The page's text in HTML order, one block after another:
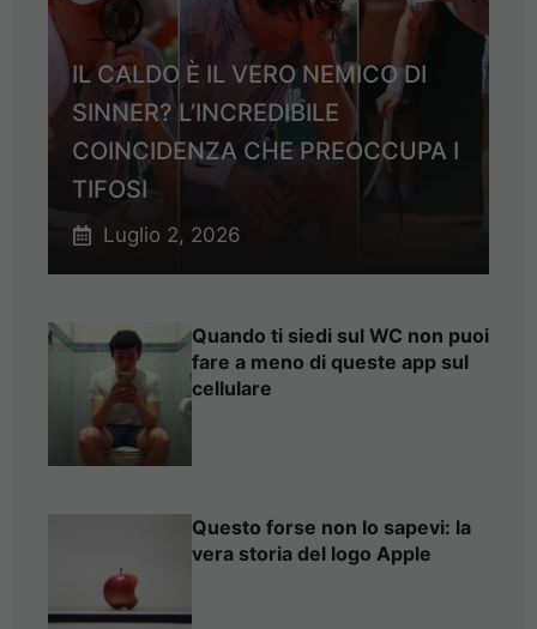
IL CALDO È IL VERO NEMICO DI
SINNER? L’INCREDIBILE
COINCIDENZA CHE PREOCCUPA I
TIFOSI
Luglio 2, 2026
Quando ti siedi sul WC non puoi
fare a meno di queste app sul
cellulare
Questo forse non lo sapevi: la
vera storia del logo Apple